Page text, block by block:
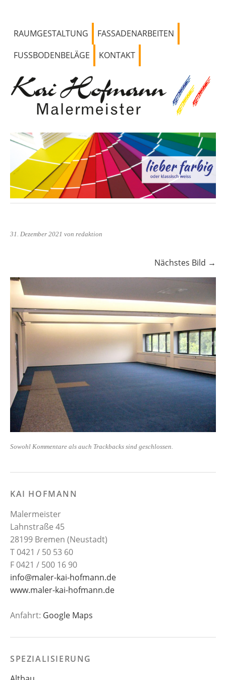
RAUMGESTALTUNG
FASSADENARBEITEN
FUSSBODENBELÄGE
KONTAKT
31. Dezember 2021 von redaktion
Nächstes Bild →
Sowohl Kommentare als auch Trackbacks sind geschlossen.
KAI HOFMANN
Malermeister
Lahnstraße 45
28199 Bremen (Neustadt)
T 0421 / 50 53 60
F 0421 / 500 16 90
info@maler-kai-hofmann.de
www.maler-kai-hofmann.de
Anfahrt: Google Maps
SPEZIALISIERUNG